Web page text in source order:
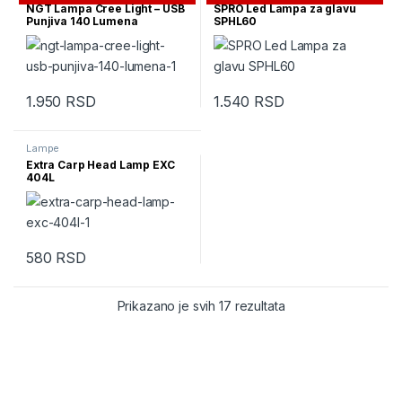
NGT Lampa Cree Light – USB
Punjiva 140 Lumena
1.950 RSD
SPRO Led Lampa za glavu
SPHL60
1.540 RSD
Lampe
Extra Carp Head Lamp EXC
404L
580 RSD
Prikazano je svih 17 rezultataSortirano po